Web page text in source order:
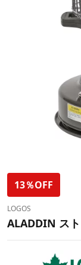
13％OFF
LOGOS
ALADDIN ス